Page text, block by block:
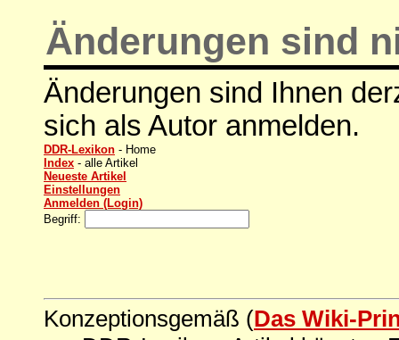
Änderungen sind
Änderungen sind Ihnen
sich als Autor anmelden.
DDR-Lexikon - Home
Index - alle Artikel
Neueste Artikel
Einstellungen
Anmelden (Login)
Begriff:
Konzeptionsgemäß (Das Wiki-